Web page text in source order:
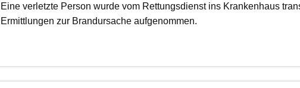
Eine verletzte Person wurde vom Rettungsdienst ins Krankenhaus
Ermittlungen zur Brandursache aufgenommen.